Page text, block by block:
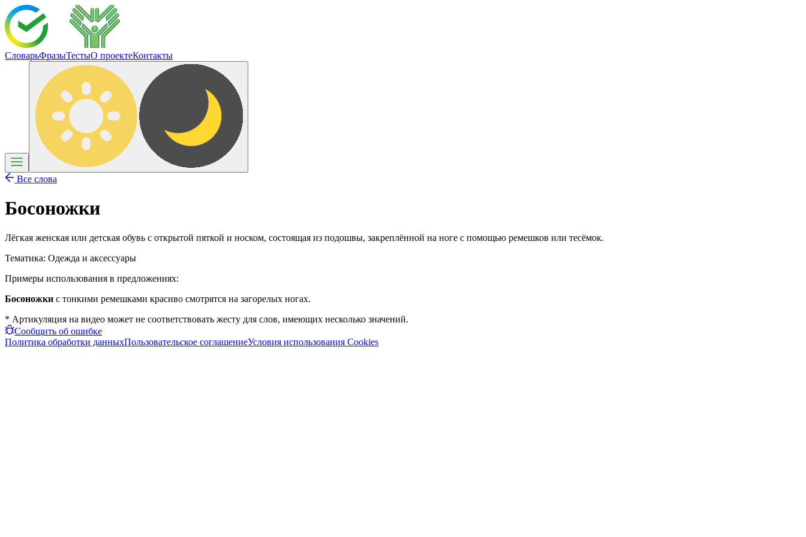
СловарьФразыТестыО проектеКонтакты
Все слова
Босоножки
Лёгкая женская или детская обувь с открытой пяткой и носком, состоящая из подошвы, закреплённой на ноге с помощью ремешков или тесёмок.
Тематика: Одежда и аксессуары
Примеры использования в предложениях:
Босоножки с тонкими ремешками красиво смотрятся на загорелых ногах.
* Артикуляция на видео может не соответствовать жесту для слов, имеющих несколько значений.
Сообщить об ошибке
Политика обработки данныхПользовательское соглашениеУсловия использования Cookies